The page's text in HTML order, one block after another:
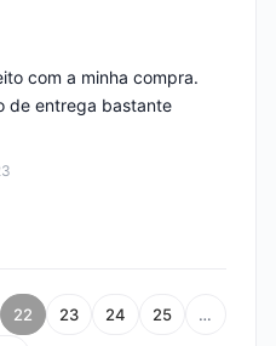
com a minha compra.
de entrega bastante
22 23 24 25 …